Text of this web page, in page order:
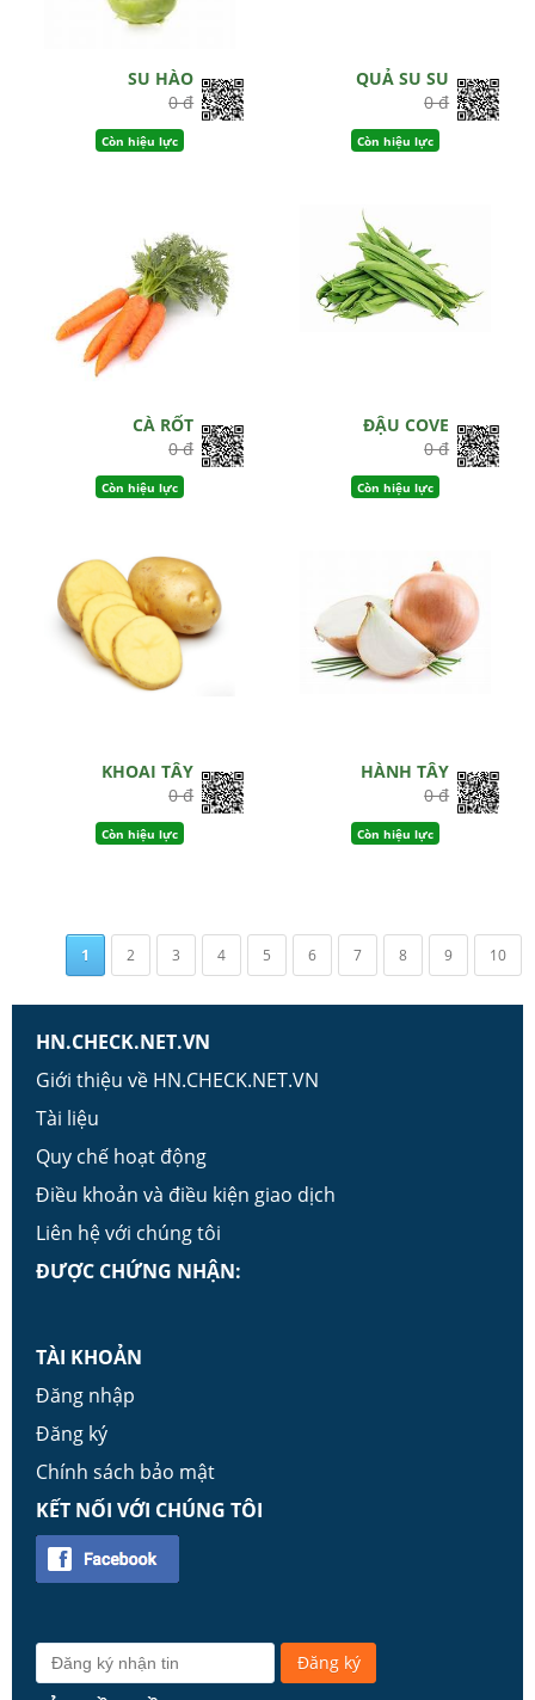
SU HÀO
0 đ
Còn hiệu lực
QUẢ SU SU
0 đ
Còn hiệu lực
CÀ RỐT
0 đ
Còn hiệu lực
ĐẬU COVE
0 đ
Còn hiệu lực
KHOAI TÂY
0 đ
Còn hiệu lực
HÀNH TÂY
0 đ
Còn hiệu lực
1 2 3 4 5 6 7 8 9 10
HN.CHECK.NET.VN
Giới thiệu về HN.CHECK.NET.VN
Tài liệu
Quy chế hoạt động
Điều khoản và điều kiện giao dịch
Liên hệ với chúng tôi
ĐƯỢC CHỨNG NHẬN:
TÀI KHOẢN
Đăng nhập
Đăng ký
Chính sách bảo mật
KẾT NỐI VỚI CHÚNG TÔI